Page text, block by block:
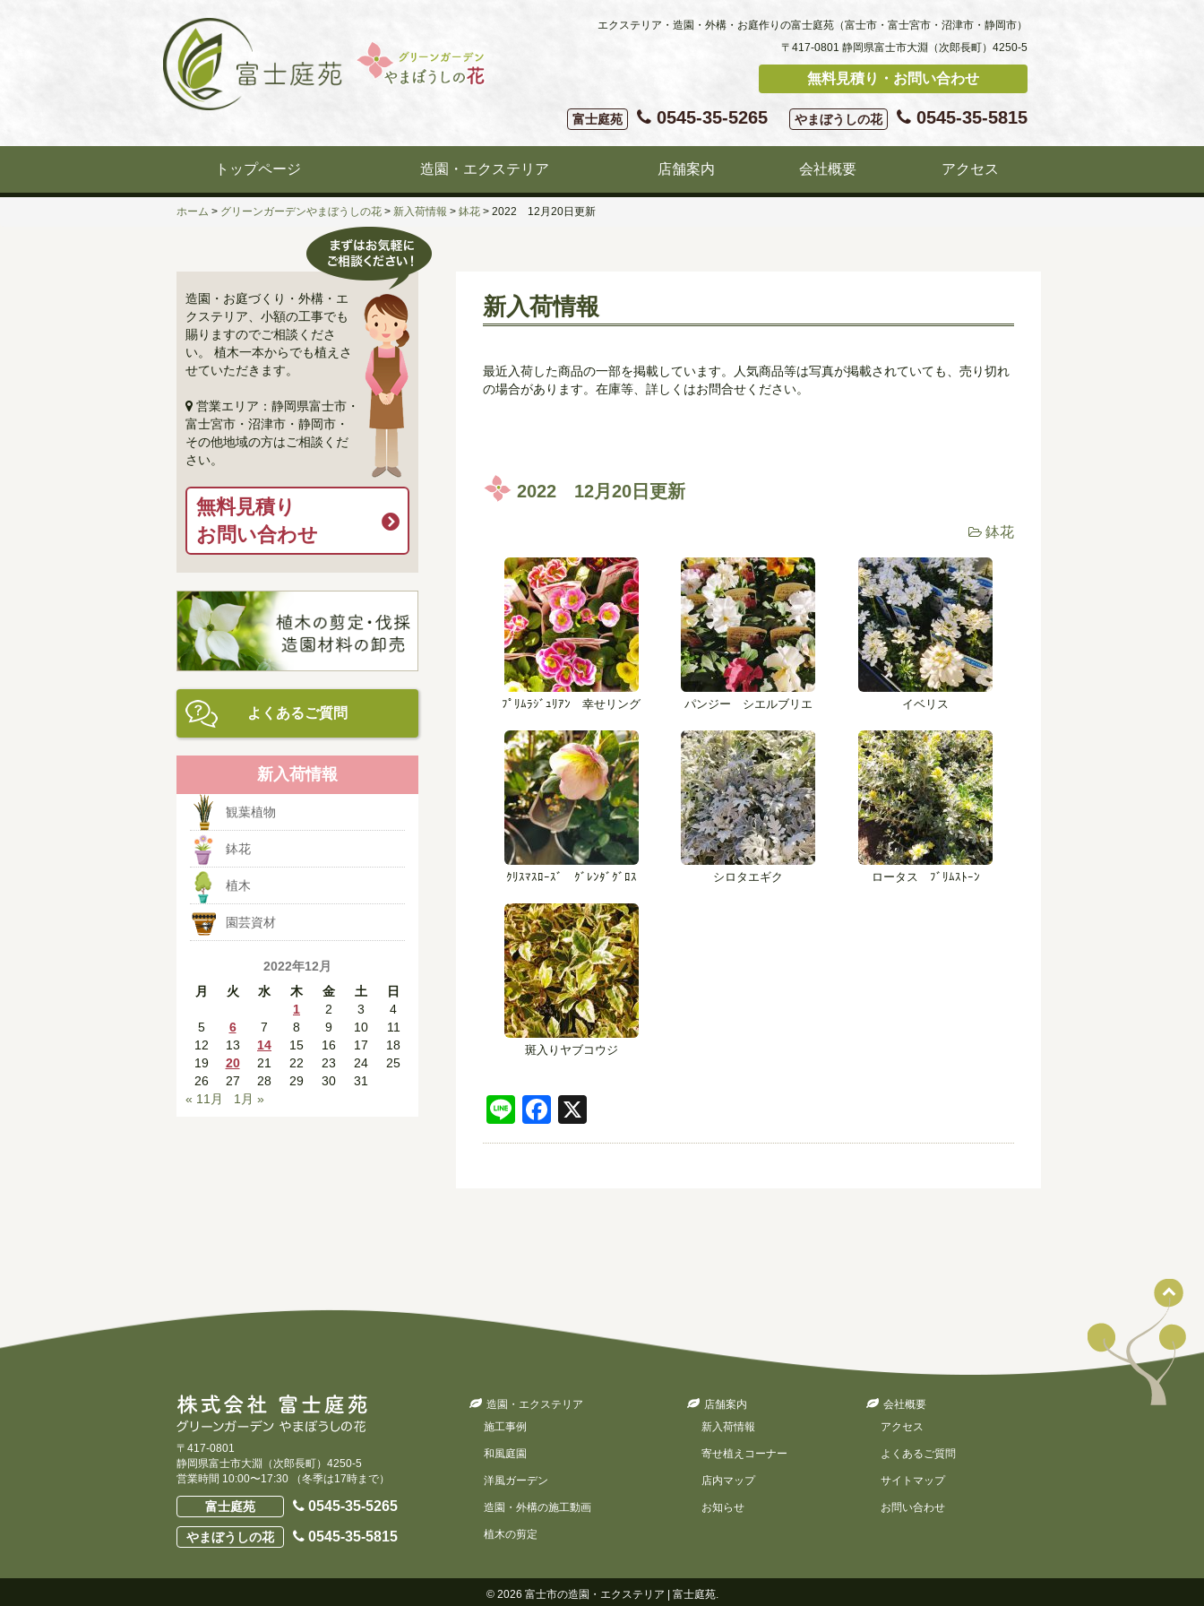
エクステリア・造園・外構・お庭作りの富士庭苑（富士市・富士宮市・沼津市・静岡市）
〒417-0801 静岡県富士市大淵（次郎長町）4250-5
無料見積り・お問い合わせ
富士庭苑 0545-35-5265 やまぼうしの花 0545-35-5815
トップページ 造園・エクステリア 店舗案内 会社概要 アクセス
ホーム > グリーンガーデンやまぼうしの花 > 新入荷情報 > 鉢花 > 2022 12月20日更新
新入荷情報
最近入荷した商品の一部を掲載しています。人気商品等は写真が掲載されていても、売り切れ
の場合があります。在庫等、詳しくはお問合せください。
2022 12月20日更新
鉢花
ﾌﾟﾘﾑﾗｼﾞｭﾘｱﾝ 幸せリング パンジー シエルブリエ イベリス
ｸﾘｽﾏｽﾛｰｽﾞ ｸﾞﾚﾝﾀﾞｸﾞﾛｽ シロタエギク ロータス ﾌﾞﾘﾑｽﾄｰﾝ
斑入りヤブコウジ
LineFacebook
X
造園・お庭づくり・外構・エ
クステリア、小額の工事でも
賜りますのでご相談くださ
い。 植木一本からでも植えさ
せていただきます。
営業エリア：静岡県富士市・
富士宮市・沼津市・静岡市・
その他地域の方はご相談くだ
さい。
無料見積り
お問い合わせ
よくあるご質問
新入荷情報
観葉植物
鉢花
植木
園芸資材
2022年12月
月
火 水 木 金 土
日
1
2 3
4
5
6 7 8 9 10
11
12
13 14 15 16 17
18
19
20 21 22 23 24
25
26
27 28 29 30
31
« 11月
1月 »
〒417-0801
静岡県富士市大淵（次郎長町）4250-5
営業時間 10:00〜17:30 （冬季は17時まで）
富士庭苑 0545-35-5265
やまぼうしの花 0545-35-5815
造園・エクステリア
施工事例
和風庭園
洋風ガーデン
造園・外構の施工動画
植木の剪定
店舗案内
新入荷情報
寄せ植えコーナー
店内マップ
お知らせ
会社概要
アクセス
よくあるご質問
サイトマップ
お問い合わせ
© 2026 富士市の造園・エクステリア | 富士庭苑.